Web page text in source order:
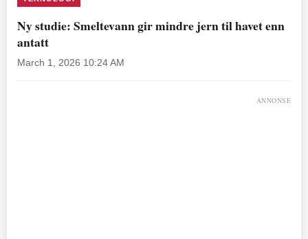
Ny studie: Smeltevann gir mindre jern til havet enn
antatt
March 1, 2026 10:24 AM
ANNONSE